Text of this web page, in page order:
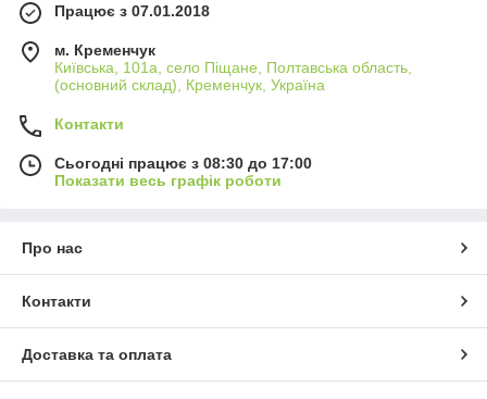
Працює з 07.01.2018
м. Кременчук
Київська, 101а, село Піщане, Полтавська область,
(основний склад), Кременчук, Україна
Контакти
Сьогодні працює з 08:30 до 17:00
Показати весь графік роботи
Про нас
Контакти
Доставка та оплата